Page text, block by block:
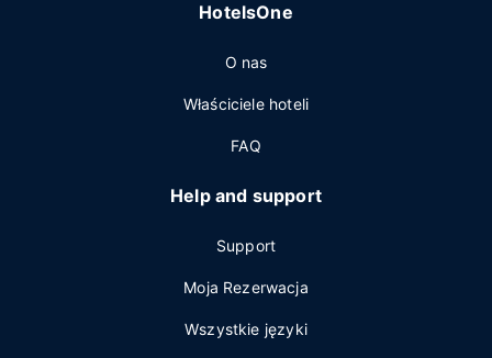
HotelsOne
O nas
Właściciele hoteli
FAQ
Help and support
Support
Moja Rezerwacja
Wszystkie języki